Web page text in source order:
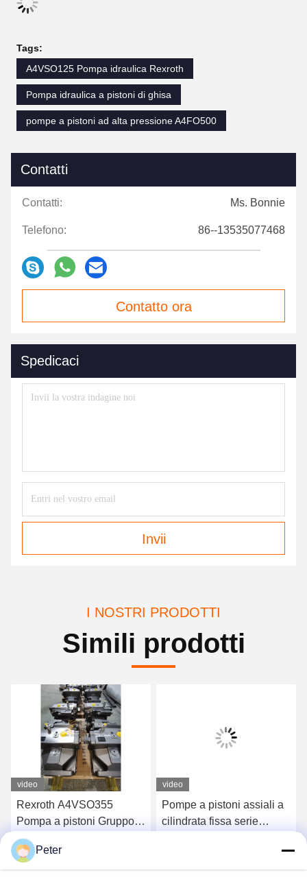
Tags:
A4VSO125 Pompa idraulica Rexroth
Pompa idraulica a pistoni di ghisa
pompe a pistoni ad alta pressione A4FO500
Contatti
Contatti: Ms. Bonnie
Telefono: 86--13535077468
Contatto ora
Spedicaci
Invii
I NOSTRI PRODOTTI
Simili prodotti
video
Rexroth A4VSO355
Pompa a pistoni Gruppo
rotante pompa idraulica
serie A4VSO
Ottenga il migliore prezzo
video
Pompe a pistoni assiali a
cilindrata fissa serie
A4FO125_30L-
Peter